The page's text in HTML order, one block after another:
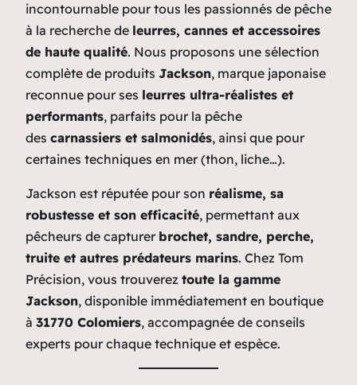
incontournable pour tous les passionnés de pêche
à la recherche de leurres, cannes et accessoires
de haute qualité. Nous proposons une sélection
complète de produits Jackson, marque japonaise
reconnue pour ses leurres ultra-réalistes et
performants, parfaits pour la pêche
des carnassiers et salmonidés, ainsi que pour
certaines techniques en mer (thon, liche…).
Jackson est réputée pour son réalisme, sa
robustesse et son efficacité, permettant aux
pêcheurs de capturer brochet, sandre, perche,
truite et autres prédateurs marins. Chez Tom
Précision, vous trouverez toute la gamme
Jackson, disponible immédiatement en boutique
à 31770 Colomiers, accompagnée de conseils
experts pour chaque technique et espèce.